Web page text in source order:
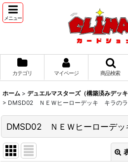
メニュー
カテゴリ マイページ 商品検索
ホーム > デュエルマスターズ（構築済みデッキ
> DMSD02 ＮＥＷヒーローデッキ キラのラ
DMSD02 ＮＥＷヒーローデ